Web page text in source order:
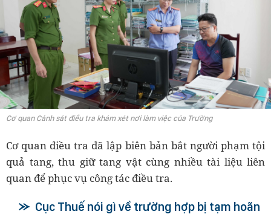
Cơ quan Cảnh sát điều tra khám xét nơi làm việc của Trường
Cơ quan điều tra đã lập biên bản bắt người phạm tội
quả tang, thu giữ tang vật cùng nhiều tài liệu liên
quan để phục vụ công tác điều tra.
Cục Thuế nói gì về trường hợp bị tạm hoãn